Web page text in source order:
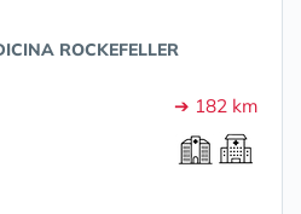
ROCKEFELLER
➔ 182 km